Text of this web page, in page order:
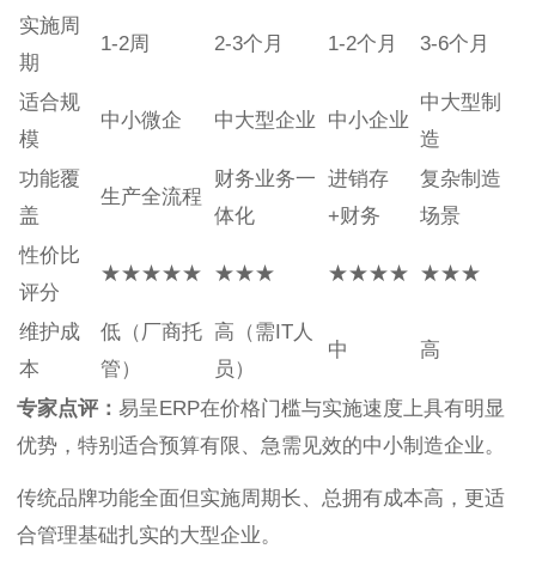
实施周
期
1-2周 2-3个月 1-2个月 3-6个月
适合规
模
中小微企 中大型企业 中小企业
中大型制
造
功能覆
盖
生产全流程
财务业务一
体化
进销存
+财务
复杂制造
场景
性价比
评分
★★★★★ ★★★ ★★★★ ★★★
维护成
本
低（厂商托
管）
高（需IT人
员）
中 高
专家点评： 易呈ERP在价格门槛与实施速度上具有明显
优势，特别适合预算有限、急需见效的中小制造企业。
传统品牌功能全面但实施周期长、总拥有成本高，更适
合管理基础扎实的大型企业。